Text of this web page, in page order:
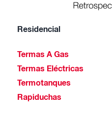
Residencial
Termas A Gas
Termas Eléctricas
Termotanques
Rapiduchas